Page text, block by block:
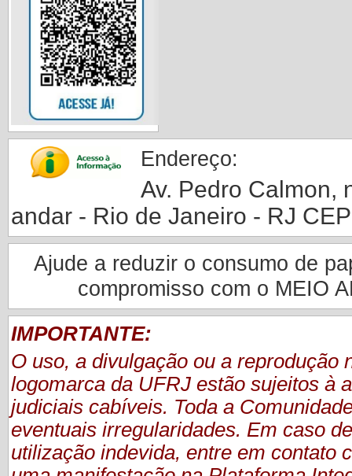
Endereço:
Av. Pedro Calmon,
andar - Rio de Janeiro - RJ
Ajude a reduzir o consumo de
compromisso com o MEIO
IMPORTANTE:
O uso, a divulgação ou a reprodução
logomarca da UFRJ estão sujeitos à
judiciais cabíveis. Toda a
eventuais irregularidades. Em caso
utilização indevida, entre em contato